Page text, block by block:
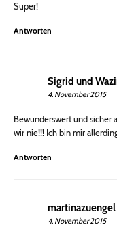
Super!
Antworten
Sigrid und
4. November 2015
Bewunderswert und sicher
wir nie!!! Ich bin mir
Antworten
martinazuengel
4. November 2015